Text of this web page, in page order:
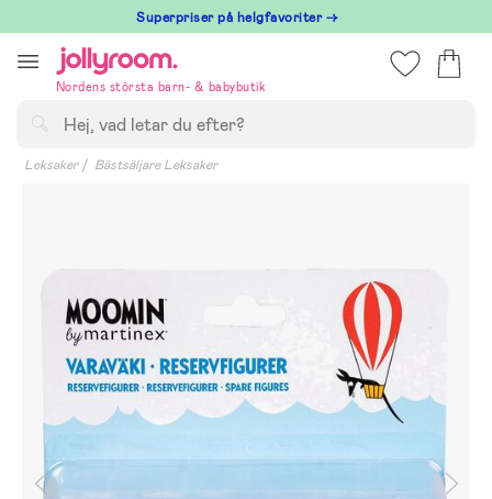
till
innehållet
Superpriser på helgfavoriter →
Nordens största barn- & babybutik
Leksaker Bästsäljare Leksaker